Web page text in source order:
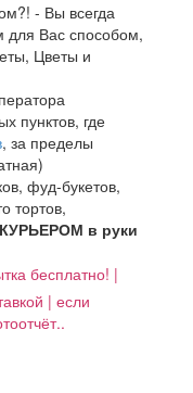
- Вы всегда
для Вас способом,
Цветы и
пунктов, где
, за пределы
фуд-букетов,
тортов,
в руки
бесплатно! |
| если